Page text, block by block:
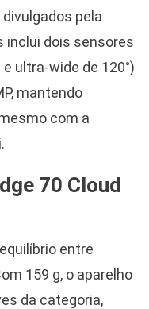
pela
inclui dois sensores
ultra-wide de 120°)
mantendo
com a
70 Cloud
entre
159 g, o aparelho
da categoria,